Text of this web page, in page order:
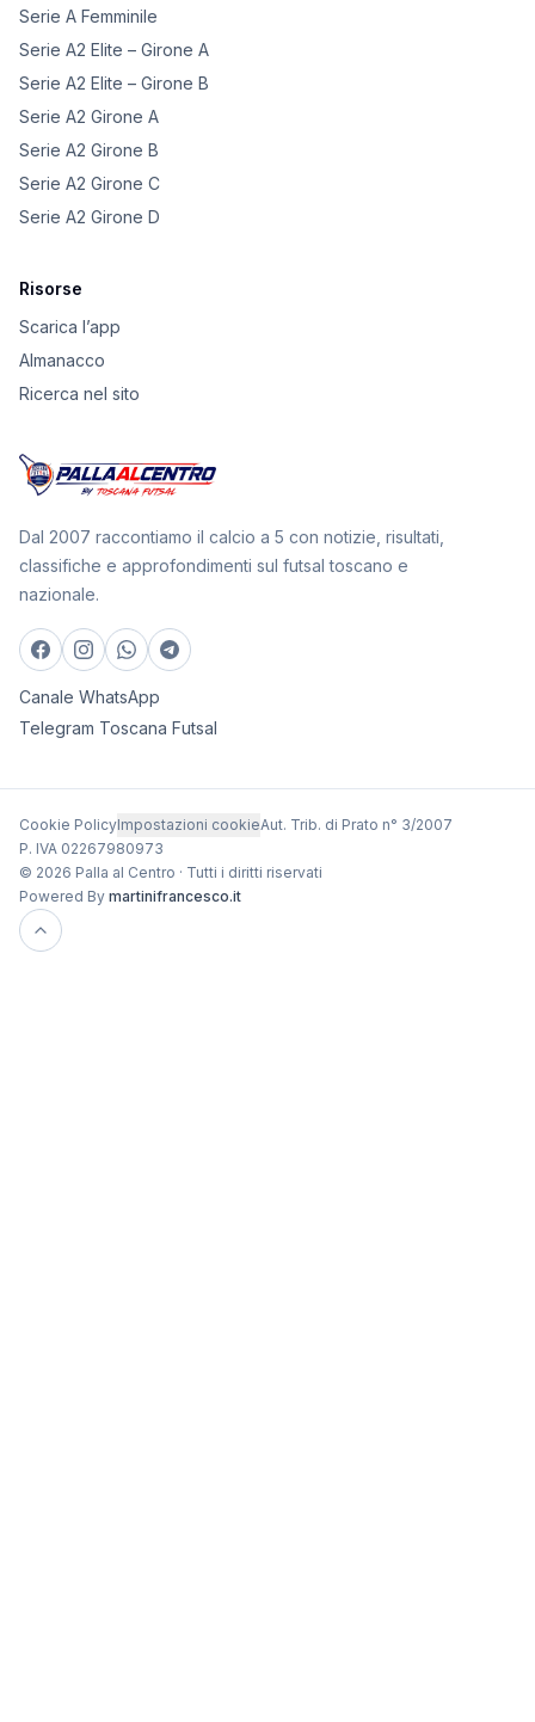
Serie A Femminile
Serie A2 Elite – Girone A
Serie A2 Elite – Girone B
Serie A2 Girone A
Serie A2 Girone B
Serie A2 Girone C
Serie A2 Girone D
Risorse
Scarica l’app
Almanacco
Ricerca nel sito
Dal 2007 raccontiamo il calcio a 5 con notizie, risultati,
classifiche e approfondimenti sul futsal toscano e
nazionale.
Canale WhatsApp
Telegram Toscana Futsal
Cookie PolicyImpostazioni cookieAut. Trib. di Prato n° 3/2007
P. IVA 02267980973
© 2026 Palla al Centro · Tutti i diritti riservati
Powered By martinifrancesco.it